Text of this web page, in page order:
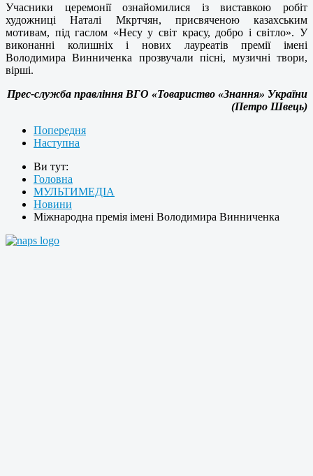
Учасники церемонії ознайомилися із виставкою робіт
художниці Наталі Мкртчян, присвяченою казахським
мотивам, під гаслом «Несу у світ красу, добро і світло». У
виконанні колишніх і нових лауреатів премії імені
Володимира Винниченка прозвучали пісні, музичні твори,
вірші.
Прес-служба правління ВГО «Товариство «Знання» України
(Петро Швець)
Попередня
Наступна
Ви тут:
Головна
МУЛЬТИМЕДІА
Новини
Міжнародна премія імені Володимира Винниченка